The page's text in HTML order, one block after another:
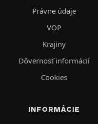
Právne údaje
VOP
Krajiny
Dôvernosť informácií
Cookies
INFORMÁCIE